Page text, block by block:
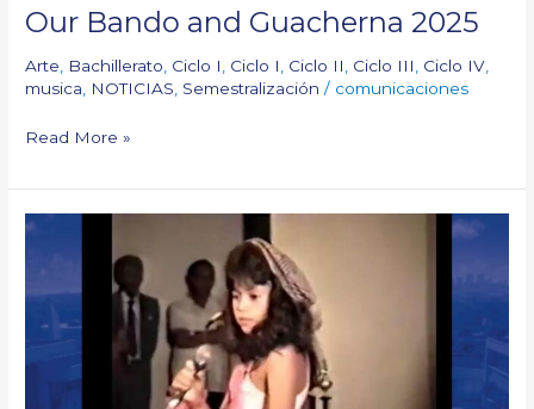
Our Bando and Guacherna 2025
Arte Bachillerato Ciclo I Ciclo I Ciclo II Ciclo III Ciclo IV
musica
NOTICIAS Semestralización / comunicaciones
Read More »
Cuando
Shakira
nuestro